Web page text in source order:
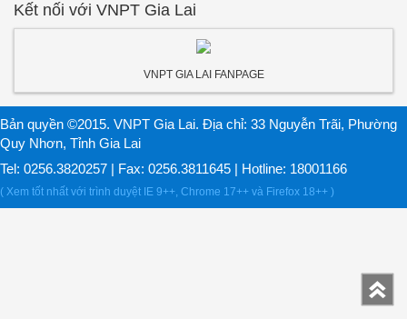
Kết nối với VNPT Gia Lai
VNPT GIA LAI FANPAGE
Bản quyền ©2015. VNPT Gia Lai. Địa chỉ: 33 Nguyễn Trãi, Phường
Quy Nhơn, Tỉnh Gia Lai
Tel: 0256.3820257 | Fax: 0256.3811645 | Hotline: 18001166
( Xem tốt nhất với trình duyệt IE 9++, Chrome 17++ và Firefox 18++ )